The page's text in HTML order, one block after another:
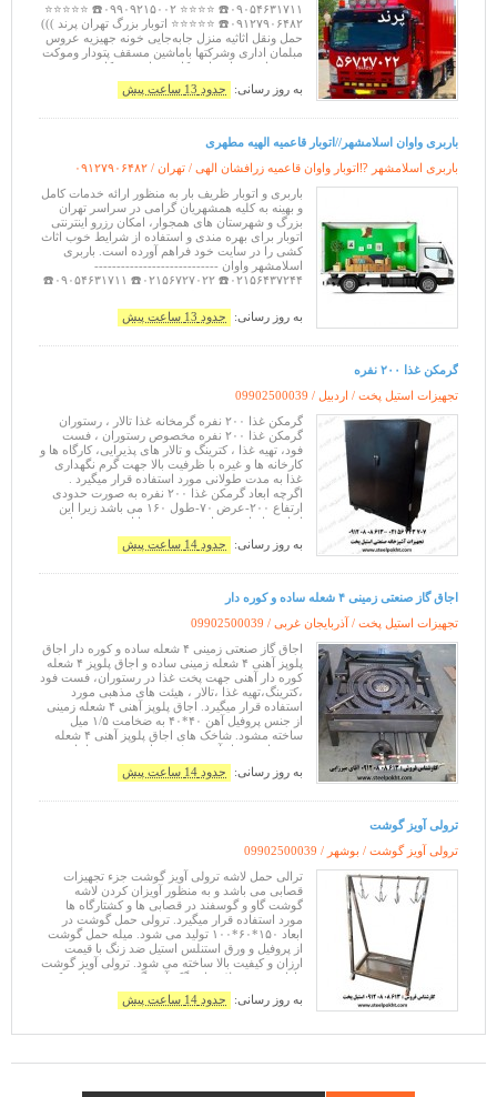
۰۹۰۵۴۶۳۱۷۱۱☎️ ⭐⭐⭐⭐ ۰۹۹۰۹۲۱۵۰۰۲☎️ ⭐⭐⭐⭐⭐
۰۹۱۲۷۹۰۶۴۸۲☎️ ⭐⭐⭐⭐⭐ اتوبار بزرگ تهران پرند )))
حمل ونقل اثاثیه منزل جابه‌جایی خونه جهیزیه عروس
مبلمان اداری وشرکتها باماشین مسقف پتودار وموکت
شده خاور نیسان وانت کامیون ایسوزو کامیونت
شهروشهرستان شبانه روز بامجوزرسمی ازاتحادیه
بابیمه وبارن
به روز رسانی: حدود 13 ساعت پیش
باربری واوان اسلامشهر//اتوبار قاعمیه الهیه مطهری
باربری اسلامشهر ⁉️اتوبار واوان قاعمیه زرافشان الهی / تهران / ۰۹۱۲۷۹۰۶۴۸۲
باربری و اتوبار ظریف بار به منظور ارائه خدمات کامل
و بهینه به کلیه همشهریان گرامی در سراسر تهران
بزرگ و شهرستان های همجوار، امکان رزرو اینترنتی
اتوبار برای بهره مندی و استفاده از شرایط خوب اثاث
کشی را در سایت خود فراهم آورده است. باربری
اسلامشهر واوان ----------------------------
۰۲۱۵۶۴۳۷۲۴۴☎️ ۰۲۱۵۶۷۲۷۰۲۲☎️ ۰۹۰۵۴۶۳۱۷۱۱☎️
۰۹۰۱۲۴۶۸۴
به روز رسانی: حدود 13 ساعت پیش
گرمکن غذا ۲۰۰ نفره
تجهیزات استیل پخت / اردبیل / 09902500039
گرمکن غذا ۲۰۰ نفره گرمخانه غذا تالار ، رستوران
گرمکن غذا ۲۰۰ نفره مخصوص رستوران ، فست
فود، تهیه غذا ، کترینگ و تالار های پذیرایی، کارگاه ها و
کارخانه ها و غیره با ظرفیت بالا جهت گرم نگهداری
غذا به مدت طولانی مورد استفاده قرار میگیرد .
اگرچه ابعاد گرمکن غذا ۲۰۰ نفره به صورت حدودی
ارتفاع ۲۰۰-عرض ۷۰-طول ۱۶۰ می باشد زیرا این
ابعاد بر اساس سفارش مشتری قابل تغییر می باشد
همچنین گرمخانه غذا دوی
به روز رسانی: حدود 14 ساعت پیش
اجاق گاز صنعتی زمینی ۴ شعله ساده و کوره دار
تجهیزات استیل پخت / آذربایجان غربی / 09902500039
اجاق گاز صنعتی زمینی ۴ شعله ساده و کوره دار اجاق
پلوپز آهنی ۴ شعله زمینی ساده و اجاق پلوپز ۴ شعله
کوره دار آهنی جهت پخت غذا در رستوران، فست فود
،کترینگ،تهیه غذا ،تالار ، هیئت های مذهبی مورد
استفاده قرار میگیرد. اجاق پلوپز آهنی ۴ شعله زمینی
از جنس پروفیل آهن ۴۰*۴۰ به ضخامت ۱/۵ میل
ساخته مشود. شاخک های اجاق پلوپز آهنی ۴ شعله
زمینی از پروفیل آهن ۵۰*۵۰ ساخته میشود. اجاق
پلوپز آهنی ۴ شعله ز
به روز رسانی: حدود 14 ساعت پیش
ترولی آویز گوشت
ترولی آویز گوشت / بوشهر / 09902500039
ترالی حمل لاشه ترولی آویز گوشت جزء تجهیزات
قصابی می باشد و به منظور آویزان کردن لاشه
گوشت گاو و گوسفند در قصابی ها و کشتارگاه ها
مورد استفاده قرار میگیرد. ترولی حمل گوشت در
ابعاد ۱۵۰*۶۰*۱۰۰ تولید می شود. میله حمل گوشت
از پروفیل و ورق استنلس استیل ضد زنگ با قیمت
ارزان و کیفیت بالا ساخته می شود. ترولی آویز گوشت
دارای ۴ عدد قلاب یا چنگک آویز گوشت می باشد که
به صورت متحرک قابلیت جابه جایی را
به روز رسانی: حدود 14 ساعت پیش